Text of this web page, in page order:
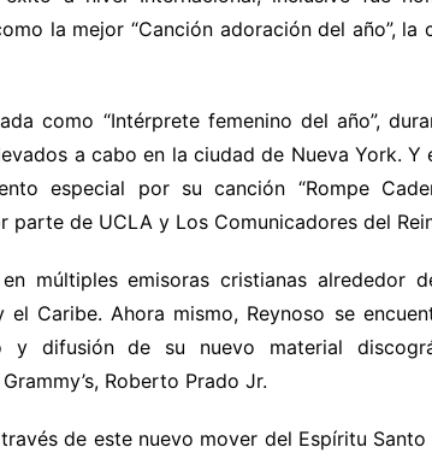
la mejor “Canción adoración del año”, la
como “Intérprete femenino del año”,
a cabo en la ciudad de Nueva York. Y
especial por su canción “Rompe
parte de UCLA y Los Comunicadores del
múltiples emisoras cristianas alrededor
el Caribe. Ahora mismo, Reynoso se
y difusión de su nuevo material
Roberto Prado Jr.
de este nuevo mover del Espíritu